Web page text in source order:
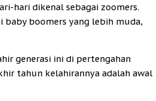
hari dikenal sebagai zoomers.
baby boomers yang lebih muda,
generasi ini di pertengahan
tahun kelahirannya adalah awal